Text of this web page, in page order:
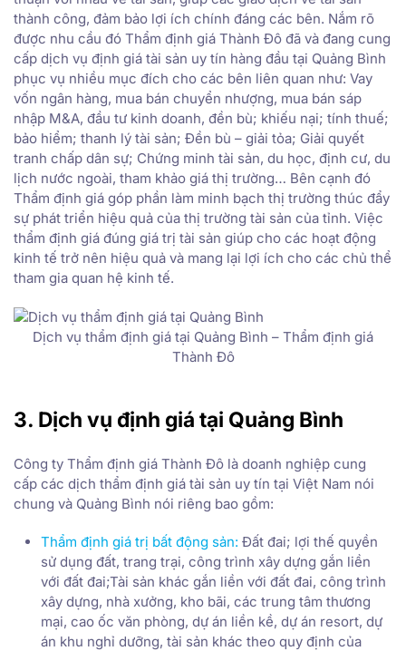
thành công, đảm bảo lợi ích chính đáng các bên. Nắm rõ
được nhu cầu đó Thẩm định giá Thành Đô đã và đang cung
cấp dịch vụ định giá tài sản uy tín hàng đầu tại Quảng Bình
phục vụ nhiều mục đích cho các bên liên quan như: Vay
vốn ngân hàng, mua bán chuyển nhượng, mua bán sáp
nhập M&A, đầu tư kinh doanh, đền bù; khiếu nại; tính thuế;
bảo hiểm; thanh lý tài sản; Đền bù – giải tỏa; Giải quyết
tranh chấp dân sự; Chứng minh tài sản, du học, định cư, du
lịch nước ngoài, tham khảo giá thị trường… Bên cạnh đó
Thẩm định giá góp phần làm minh bạch thị trường thúc đẩy
sự phát triển hiệu quả của thị trường tài sản của tỉnh. Việc
thẩm định giá đúng giá trị tài sản giúp cho các hoạt động
kinh tế trở nên hiệu quả và mang lại lợi ích cho các chủ thể
tham gia quan hệ kinh tế.
Dịch vụ thẩm định giá tại Quảng Bình – Thẩm định giá
Thành Đô
3. Dịch vụ định giá tại Quảng Bình
Công ty Thẩm định giá Thành Đô là doanh nghiệp cung
cấp các dịch thẩm định giá tài sản uy tín tại Việt Nam nói
chung và Quảng Bình nói riêng bao gồm:
Thẩm định giá trị bất động sản: Đất đai; lợi thế quyền
sử dụng đất, trang trại, công trình xây dựng gắn liền
với đất đai;Tài sản khác gắn liền với đất đai, công trình
xây dựng, nhà xưởng, kho bãi, các trung tâm thương
mại, cao ốc văn phòng, dự án liền kề, dự án resort, dự
án khu nghỉ dưỡng, tài sản khác theo quy định của